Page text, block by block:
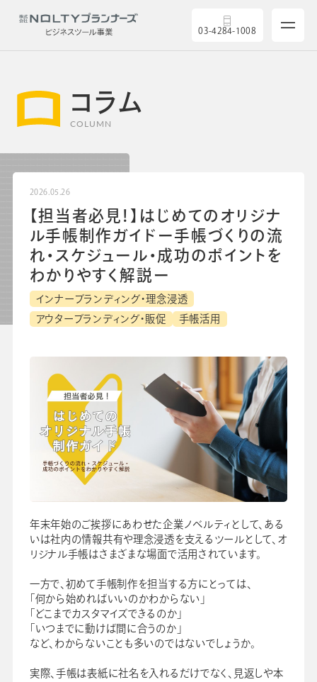
03-4284-1008
5つの強み
導入実績
セミナー
よくあるご質問
手帳・カレンダー商品
におけるSDGsの取組み
資料ダウンロード
ビジネスベーシックダイアリー
コラム
コラム
COLUMN
2026.05.26
【担当者必見！】はじめてのオリジナ
ル手帳制作ガイドー手帳づくりの流
れ・スケジュール・成功のポイントを
わかりやすく解説ー
インナーブランディング・理念浸透
アウターブランディング・販促
手帳活用
年末年始のご挨拶にあわせた企業ノベルティとして、ある
いは社内の情報共有や理念浸透を支えるツールとして、オ
リジナル手帳はさまざまな場面で活用されています。
一方で、初めて手帳制作を担当する方にとっては、
「何から始めればいいのかわからない」
「どこまでカスタマイズできるのか」
「いつまでに動けば間に合うのか」
など、わからないことも多いのではないでしょうか。
実際、手帳は表紙に社名を入れるだけでなく、見返しや本